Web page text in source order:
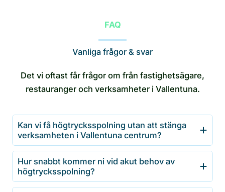
FAQ
Vanliga frågor & svar
Det vi oftast får frågor om från fastighetsägare,
restauranger och verksamheter i Vallentuna.
Kan vi få högtrycksspolning utan att stänga
verksamheten i Vallentuna centrum?
Hur snabbt kommer ni vid akut behov av
högtrycksspolning?